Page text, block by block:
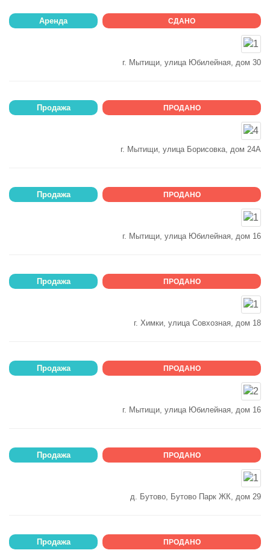
Аренда СДАНО
г. Мытищи, улица Юбилейная, дом 30
Продажа ПРОДАНО
г. Мытищи, улица Борисовка, дом 24А
Продажа ПРОДАНО
г. Мытищи, улица Юбилейная, дом 16
Продажа ПРОДАНО
г. Химки, улица Совхозная, дом 18
Продажа ПРОДАНО
г. Мытищи, улица Юбилейная, дом 16
Продажа ПРОДАНО
д. Бутово, Бутово Парк ЖК, дом 29
Продажа ПРОДАНО